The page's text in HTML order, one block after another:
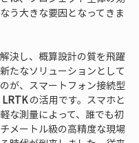
う大きな要因となってきま
決し、概算設計の質を飛躍
たなソリューションとして
が、スマートフォン接続型
LRTK の活用です。スマホと
な測量によって、誰でも初
メートル級の高精度な現場